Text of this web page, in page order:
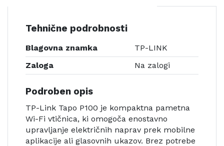
Tehnične podrobnosti
Blagovna znamka
TP-LINK
Zaloga
Na zalogi
Podroben opis
TP-Link Tapo P100 je kompaktna pametna
Wi-Fi vtičnica, ki omogoča enostavno
upravljanje električnih naprav prek mobilne
aplikacije ali glasovnih ukazov. Brez potrebe